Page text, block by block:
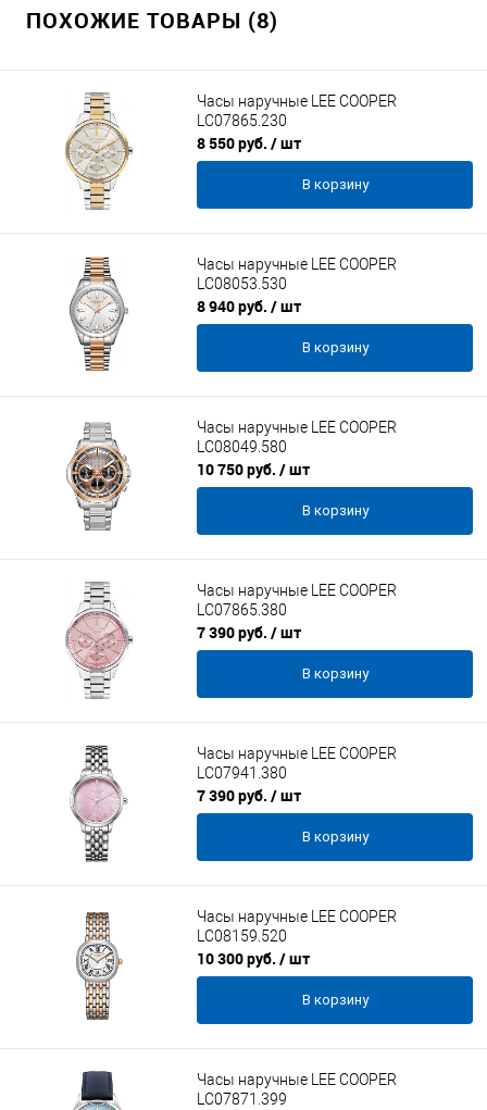
ПОХОЖИЕ ТОВАРЫ (8)
Часы наручные LEE COOPER
LC07865.230
8 550 руб. / шт
В корзину
Часы наручные LEE COOPER
LC08053.530
8 940 руб. / шт
В корзину
Часы наручные LEE COOPER
LC08049.580
10 750 руб. / шт
В корзину
Часы наручные LEE COOPER
LC07865.380
7 390 руб. / шт
В корзину
Часы наручные LEE COOPER
LC07941.380
7 390 руб. / шт
В корзину
Часы наручные LEE COOPER
LC08159.520
10 300 руб. / шт
В корзину
Часы наручные LEE COOPER
LC07871.399